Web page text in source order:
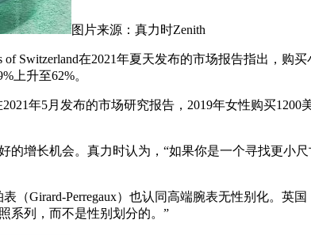
图片来源：真力时Zenith
在2021年夏天发布的市场报告指出，购
上升至62%。
年5月发布的市场研究报告，2019年女性购买1200
长机会。真力时认为，“如果你是一个寻找更小
Girard-Perregaux）也认同高端腕表无性别化。英
系列，而不是性别划分的。”